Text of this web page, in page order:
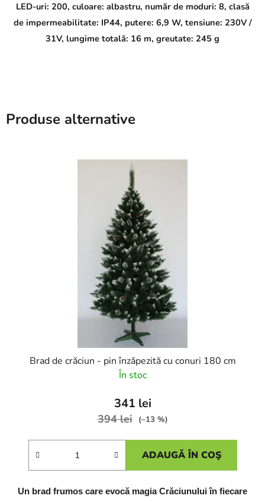
LED-uri: 200, culoare: albastru, număr de moduri: 8, clasă
de impermeabilitate: IP44, putere: 6,9 W, tensiune: 230V /
31V, lungime totală: 16 m, greutate: 245 g
Produse alternative
Brad de crăciun - pin înzăpezită cu conuri 180 cm
În stoc
341 lei
394 lei (–13 %)
ADAUGĂ ÎN COŞ
Un brad frumos care evocă magia Crăciunului în fiecare